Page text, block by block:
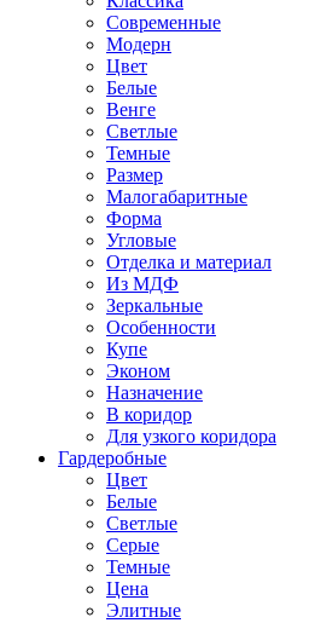
Современные
Модерн
Цвет
Белые
Венге
Светлые
Темные
Размер
Малогабаритные
Форма
Угловые
Отделка и материал
Из МДФ
Зеркальные
Особенности
Купе
Эконом
Назначение
В коридор
Для узкого коридора
Гардеробные
Цвет
Белые
Светлые
Серые
Темные
Цена
Элитные